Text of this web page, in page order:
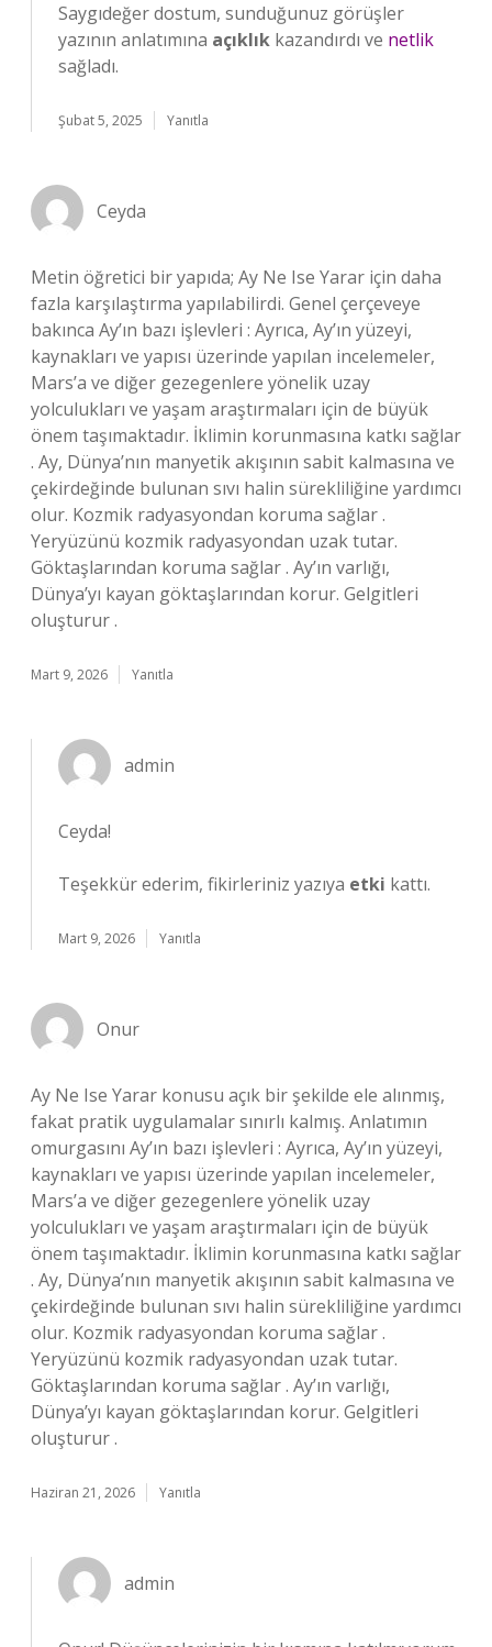
Saygıdeğer dostum, sunduğunuz görüşler
yazının anlatımına açıklık kazandırdı ve netlik
sağladı.
Şubat 5, 2025 Yanıtla
Ceyda
Metin öğretici bir yapıda; Ay Ne Ise Yarar için daha
fazla karşılaştırma yapılabilirdi. Genel çerçeveye
bakınca Ay’ın bazı işlevleri : Ayrıca, Ay’ın yüzeyi,
kaynakları ve yapısı üzerinde yapılan incelemeler,
Mars’a ve diğer gezegenlere yönelik uzay
yolculukları ve yaşam araştırmaları için de büyük
önem taşımaktadır. İklimin korunmasına katkı sağlar
. Ay, Dünya’nın manyetik akışının sabit kalmasına ve
çekirdeğinde bulunan sıvı halin sürekliliğine yardımcı
olur. Kozmik radyasyondan koruma sağlar .
Yeryüzünü kozmik radyasyondan uzak tutar.
Göktaşlarından koruma sağlar . Ay’ın varlığı,
Dünya’yı kayan göktaşlarından korur. Gelgitleri
oluşturur .
Mart 9, 2026 Yanıtla
admin
Ceyda!
Teşekkür ederim, fikirleriniz yazıya etki kattı.
Mart 9, 2026 Yanıtla
Onur
Ay Ne Ise Yarar konusu açık bir şekilde ele alınmış,
fakat pratik uygulamalar sınırlı kalmış. Anlatımın
omurgasını Ay’ın bazı işlevleri : Ayrıca, Ay’ın yüzeyi,
kaynakları ve yapısı üzerinde yapılan incelemeler,
Mars’a ve diğer gezegenlere yönelik uzay
yolculukları ve yaşam araştırmaları için de büyük
önem taşımaktadır. İklimin korunmasına katkı sağlar
. Ay, Dünya’nın manyetik akışının sabit kalmasına ve
çekirdeğinde bulunan sıvı halin sürekliliğine yardımcı
olur. Kozmik radyasyondan koruma sağlar .
Yeryüzünü kozmik radyasyondan uzak tutar.
Göktaşlarından koruma sağlar . Ay’ın varlığı,
Dünya’yı kayan göktaşlarından korur. Gelgitleri
oluşturur .
Haziran 21, 2026 Yanıtla
admin